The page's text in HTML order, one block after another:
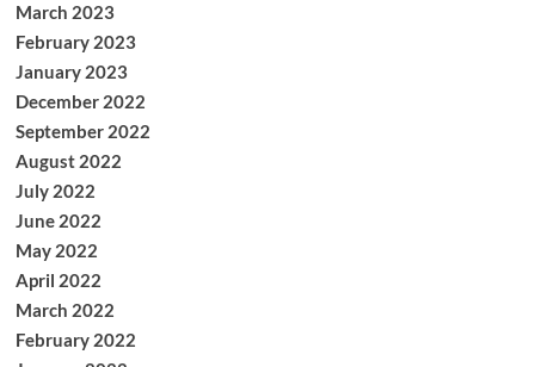
March 2023
February 2023
January 2023
December 2022
September 2022
August 2022
July 2022
June 2022
May 2022
April 2022
March 2022
February 2022